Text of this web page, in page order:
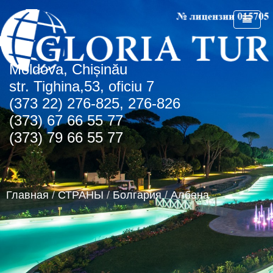
Мoldova, Chișinău
str. Tighina,53, oficiu 7
(373 22) 276-825, 276-826
(373) 67 66 55 77
(373) 79 66 55 77
Главная / СТРАНЫ / Болгария / Албена
ГЛАВНАЯ
О КОМПАНИИ
СПЕЦПРЕДЛОЖЕНИЯ
СПО Болгария
СТРАНЫ
Болгария
Албена
Золотые пески
Регион Чайка
Солнечный день
Греция
о.Крит
Турция
Румыния
ОАЭ
НОВОСТИ
КОНТАКТЫ
АГЕНТСТВАМ
Туристическая лицензия
Транспортная лицензия